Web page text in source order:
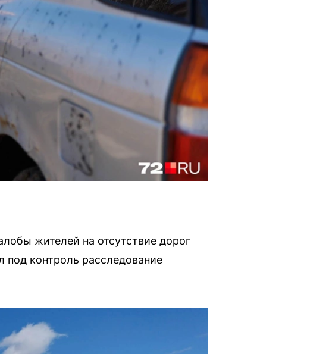
жителей на отсутствие дорог
контроль расследование